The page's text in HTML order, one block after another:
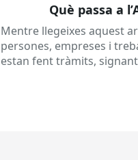
Què passa a
Mentre llegeixes aquest
persones, empreses i
estan fent tràmits,